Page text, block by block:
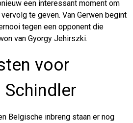
een interessant moment om
te geven. Van Gerwen begint
tegen een opponent die
van Gyorgy Jehirszki.
voor
Schindler
Belgische inbreng staan er nog